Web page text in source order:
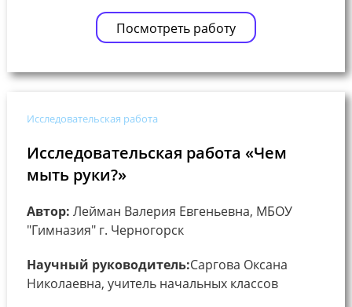
Посмотреть работу
Исследовательская работа
Исследовательская работа «Чем
мыть руки?»
Автор: Лейман Валерия Евгеньевна, МБОУ
"Гимназия" г. Черногорск
Научный руководитель:Саргова Оксана
Николаевна, учитель начальных классов